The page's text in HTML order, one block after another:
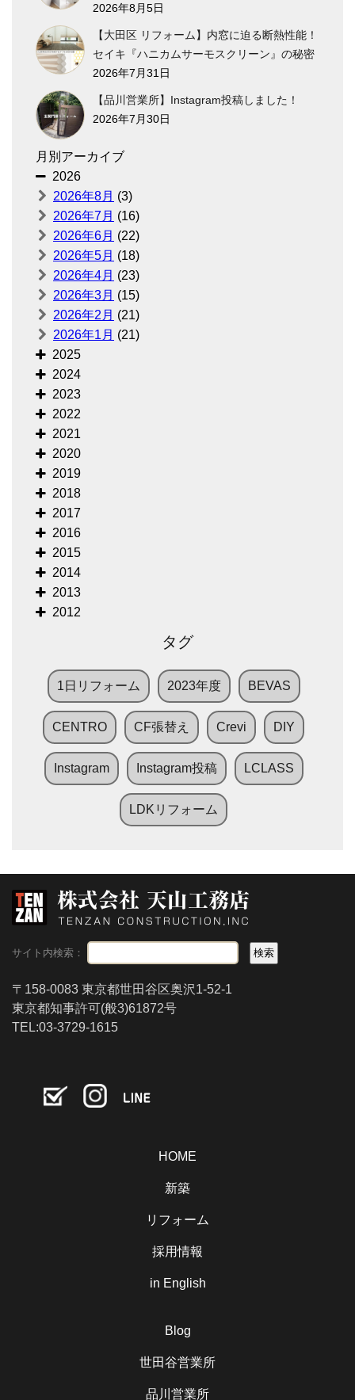
2026年8月5日
【大田区 リフォーム】内窓に迫る断熱性能！
セイキ『ハニカムサーモスクリーン』の秘密
2026年7月31日
【品川営業所】Instagram投稿しました！
2026年7月30日
月別アーカイブ
2026
2026年8月 (3)
2026年7月 (16)
2026年6月 (22)
2026年5月 (18)
2026年4月 (23)
2026年3月 (15)
2026年2月 (21)
2026年1月 (21)
2025
2024
2023
2022
2021
2020
2019
2018
2017
2016
2015
2014
2013
2012
タグ
1日リフォーム 2023年度 BEVAS
CENTRO CF張替え Crevi DIY
Instagram Instagram投稿 LCLASS
LDKリフォーム
サイト内検索：
〒158-0083 東京都世田谷区奥沢1-52-1
東京都知事許可(般3)61872号
TEL:03-3729-1615
HOME
新築
リフォーム
採用情報
in English
Blog
世田谷営業所
品川営業所